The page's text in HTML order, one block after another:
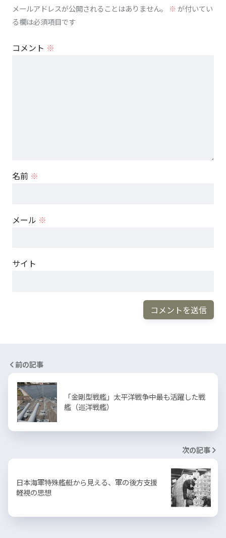
メールアドレスが公開されることはありません。 ※が付いてい
る欄は必須項目です
コメント ※
名前 ※
メール ※
サイト
前の記事
「金剛型戦艦」太平洋戦争中最も活躍した戦
艦（巡洋戦艦）
次の記事
日本海軍特殊艦艇から見える、軍の後方支援
軽視の思想